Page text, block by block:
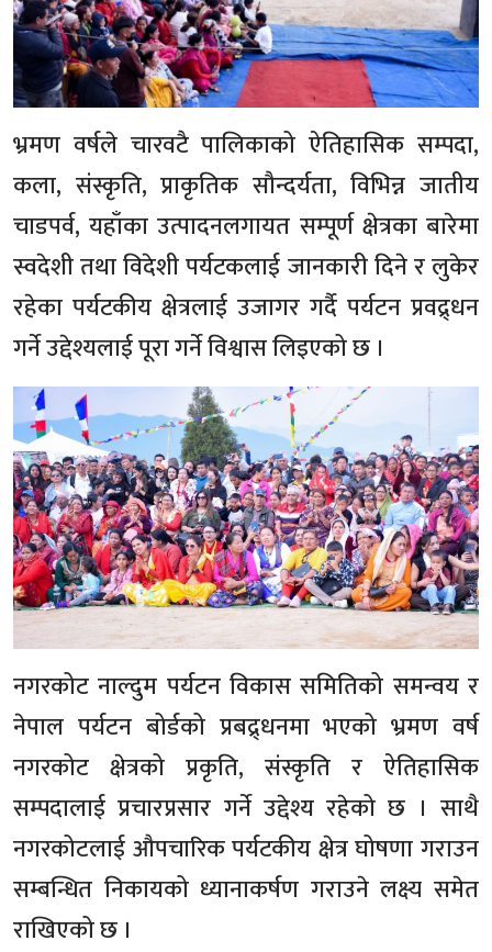
भ्रमण वर्षले चारवटै पालिकाको ऐतिहासिक सम्पदा,
कला, संस्कृति, प्राकृतिक सौन्दर्यता, विभिन्न जातीय
चाडपर्व, यहाँका उत्पादनलगायत सम्पूर्ण क्षेत्रका बारेमा
स्वदेशी तथा विदेशी पर्यटकलाई जानकारी दिने र लुकेर
रहेका पर्यटकीय क्षेत्रलाई उजागर गर्दै पर्यटन प्रवद्र्धन
गर्ने उद्देश्यलाई पूरा गर्ने विश्वास लिइएको छ ।
नगरकोट नाल्दुम पर्यटन विकास समितिको समन्वय र
नेपाल पर्यटन बोर्डको प्रबद्र्धनमा भएको भ्रमण वर्ष
नगरकोट क्षेत्रको प्रकृति, संस्कृति र ऐतिहासिक
सम्पदालाई प्रचारप्रसार गर्ने उद्देश्य रहेको छ । साथै
नगरकोटलाई औपचारिक पर्यटकीय क्षेत्र घोषणा गराउन
सम्बन्धित निकायको ध्यानाकर्षण गराउने लक्ष्य समेत
राखिएको छ ।